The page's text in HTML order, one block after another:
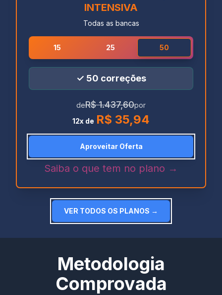
INTENSIVA
Todas as bancas
15 25 50
✓ 50 correções
deR$ 1.437,60por
12x de R$ 35,94
Aproveitar Oferta
Saiba o que tem no plano →
VER TODOS OS PLANOS →
Metodologia
Comprovada